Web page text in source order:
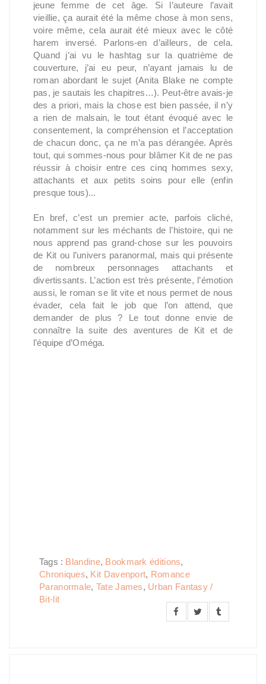
jeune femme de cet âge. Si l’auteure l’avait
vieillie, ça aurait été la même chose à mon sens,
voire même, cela aurait été mieux avec le côté
harem inversé. Parlons-en d’ailleurs, de cela.
Quand j’ai vu le hashtag sur la quatrième de
couverture, j’ai eu peur, n’ayant jamais lu de
roman abordant le sujet (Anita Blake ne compte
pas, je sautais les chapitres…). Peut-être avais-je
des a priori, mais la chose est bien passée, il n’y
a rien de malsain, le tout étant évoqué avec le
consentement, la compréhension et l’acceptation
de chacun donc, ça ne m’a pas dérangée. Après
tout, qui sommes-nous pour blâmer Kit de ne pas
réussir à choisir entre ces cinq hommes sexy,
attachants et aux petits soins pour elle (enfin
presque tous)...
En bref, c’est un premier acte, parfois cliché,
notamment sur les méchants de l’histoire, qui ne
nous apprend pas grand-chose sur les pouvoirs
de Kit ou l’univers paranormal, mais qui présente
de nombreux personnages attachants et
divertissants. L’action est très présente, l’émotion
aussi, le roman se lit vite et nous permet de nous
évader, cela fait le job que l’on attend, que
demander de plus ? Le tout donne envie de
connaître la suite des aventures de Kit et de
l’équipe d’Oméga.
Tags : Blandine, Bookmark éditions,
Chroniques, Kit Davenport, Romance
Paranormale, Tate James, Urban Fantasy /
Bit-lit